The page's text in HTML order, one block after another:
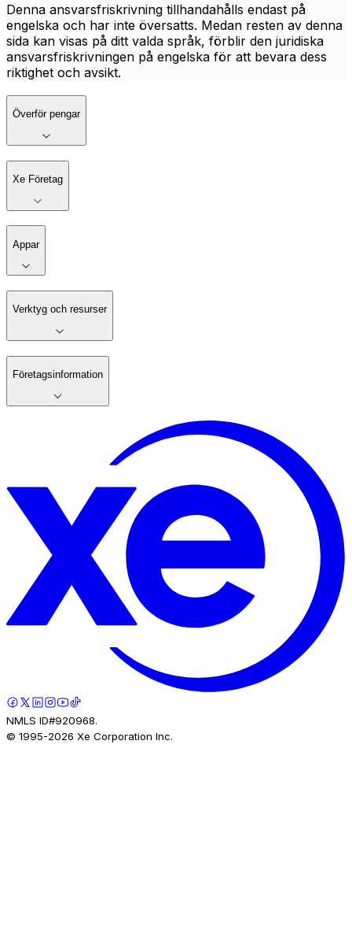
Denna ansvarsfriskrivning tillhandahålls endast på
engelska och har inte översatts. Medan resten av denna
sida kan visas på ditt valda språk, förblir den juridiska
ansvarsfriskrivningen på engelska för att bevara dess
riktighet och avsikt.
Överför pengar
Xe Företag
Appar
Verktyg och resurser
Företagsinformation
NMLS ID#920968.
© 1995-2026 Xe Corporation Inc.